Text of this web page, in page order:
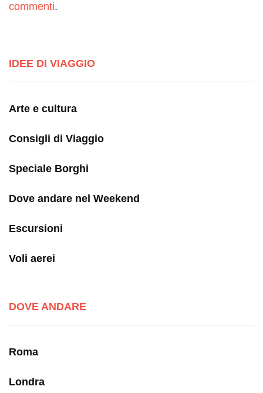
commenti.
IDEE DI VIAGGIO
Arte e cultura
Consigli di Viaggio
Speciale Borghi
Dove andare nel Weekend
Escursioni
Voli aerei
DOVE ANDARE
Roma
Londra